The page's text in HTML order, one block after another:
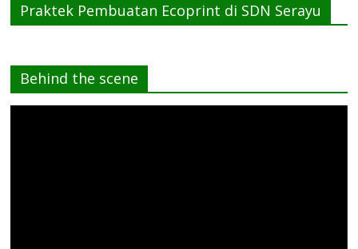
Praktek Pembuatan Ecoprint di SDN Serayu
Behind the scene